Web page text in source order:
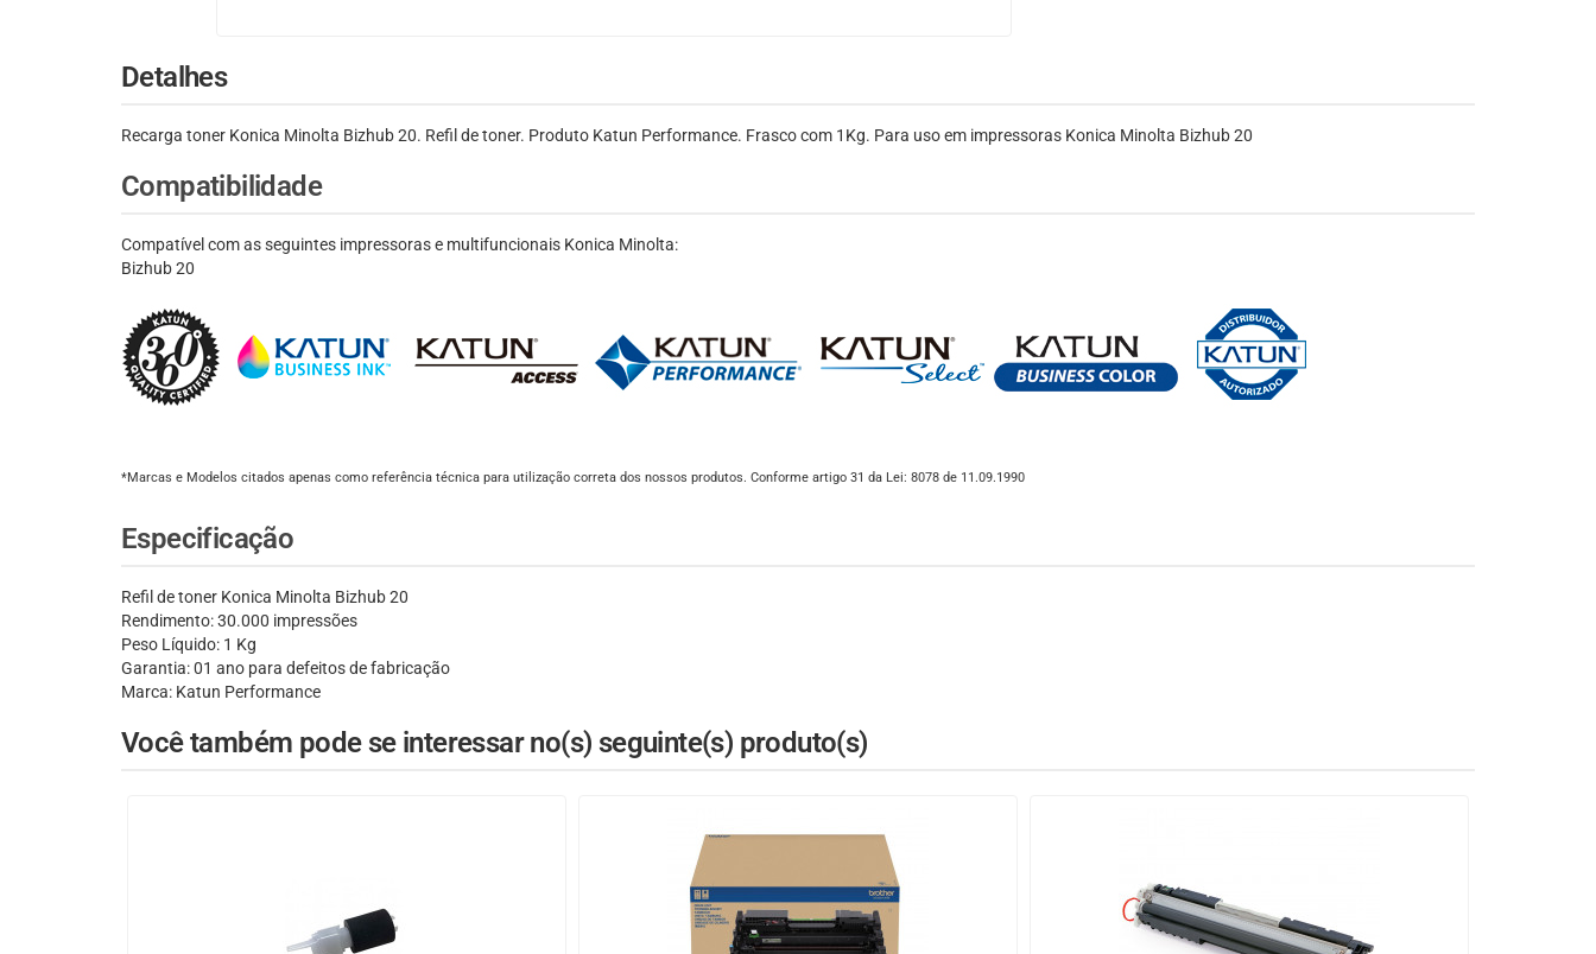
Detalhes
Recarga toner Konica Minolta Bizhub 20. Refil de toner. Produto Katun Performance. Frasco com 1Kg. Para uso em impressoras Konica Minolta Bizhub 20
Compatibilidade
Compatível com as seguintes impressoras e multifuncionais Konica Minolta:
Bizhub 20
*Marcas e Modelos citados apenas como referência técnica para utilização correta dos nossos produtos. Conforme artigo 31 da Lei: 8078 de 11.09.1990
Especificação
Refil de toner Konica Minolta Bizhub 20
Rendimento: 30.000 impressões
Peso Líquido: 1 Kg
Garantia: 01 ano para defeitos de fabricação
Marca: Katun Performance
Você também pode se interessar no(s) seguinte(s) produto(s)